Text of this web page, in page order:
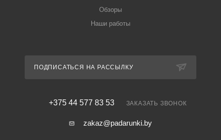
Обзоры
Наши работы
ПОДПИСАТЬСЯ НА РАССЫЛКУ
+375 44 577 83 53 ЗАКАЗАТЬ ЗВОНОК
zakaz@padarunki.by